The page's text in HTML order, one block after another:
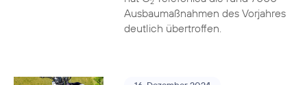
Ausbaumaßnahmen des Vorjahres
deutlich übertroffen.